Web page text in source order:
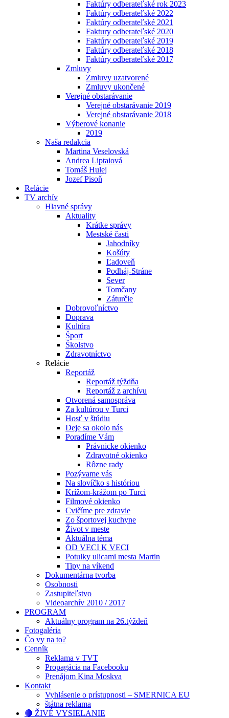
Faktúry odberateľské rok 2023
Faktúry odberateľské 2022
Faktúry odberateľské 2021
Faktury odberateľské 2020
Faktúry odberateľské 2019
Faktúry odberateľské 2018
Faktúry odberateľské 2017
Zmluvy
Zmluvy uzatvorené
Zmluvy ukončené
Verejné obstarávanie
Verejné obstarávanie 2019
Verejné obstarávanie 2018
Výberové konanie
2019
Naša redakcia
Martina Veselovská
Andrea Liptaiová
Tomáš Hulej
Jozef Pisoň
Relácie
TV archív
Hlavné správy
Aktuality
Krátke správy
Mestské časti
Jahodníky
Košúty
Ľadoveň
Podháj-Stráne
Sever
Tomčany
Záturčie
Dobrovoľníctvo
Doprava
Kultúra
Šport
Školstvo
Zdravotníctvo
Relácie
Reportáž
Reportáž týždňa
Reportáž z archívu
Otvorená samospráva
Za kultúrou v Turci
Hosť v štúdiu
Deje sa okolo nás
Poradíme Vám
Právnicke okienko
Zdravotné okienko
Rôzne rady
Pozývame vás
Na slovíčko s históriou
Krížom-krážom po Turci
Filmové okienko
Cvičíme pre zdravie
Zo športovej kuchyne
Život v meste
Aktuálna téma
OD VECI K VECI
Potulky ulicami mesta Martin
Tipy na víkend
Dokumentárna tvorba
Osobnosti
Zastupiteľstvo
Videoarchív 2010 / 2017
PROGRAM
Aktuálny program na 26.týždeň
Fotogaléria
Čo vy na to?
Cenník
Reklama v TVT
Propagácia na Facebooku
Prenájom Kina Moskva
Kontakt
Vyhlásenie o prístupnosti – SMERNICA EU
štátna reklama
🔴 ŽIVÉ VYSIELANIE